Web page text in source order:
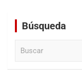
Búsqueda